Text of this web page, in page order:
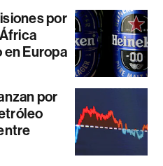
por
en Europa
por